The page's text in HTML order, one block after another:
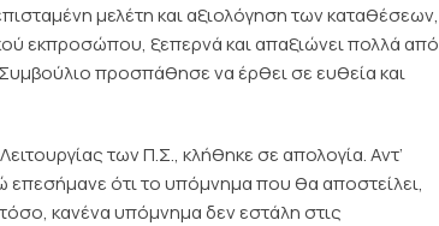
μελέτη και αξιολόγηση των καταθέσεων,
εκπροσώπου, ξεπερνά και απαξιώνει πολλά από
προσπάθησε να έρθει σε ευθεία και
των Π.Σ., κλήθηκε σε απολογία. Αντ’
επεσήμανε ότι το υπόμνημα που θα αποστείλει,
κανένα υπόμνημα δεν εστάλη στις